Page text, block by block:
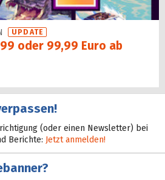
UPDATE
oder 99,99 Euro ab
(oder einen Newsletter) bei
Berichte: Jetzt anmelden!